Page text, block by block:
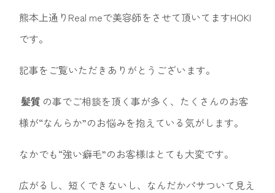
熊本上通りReal meで美容師をさせて頂いてますHOKI
です。
記事をご覧いただきありがとうございます。
髪質 の事でご相談を頂く事が多く、たくさんのお客
様が“なんらか”のお悩みを抱えている気がします。
なかでも“強い癖毛”のお客様はとても大変です。
広がるし、短くできないし、なんだかパサついて見え